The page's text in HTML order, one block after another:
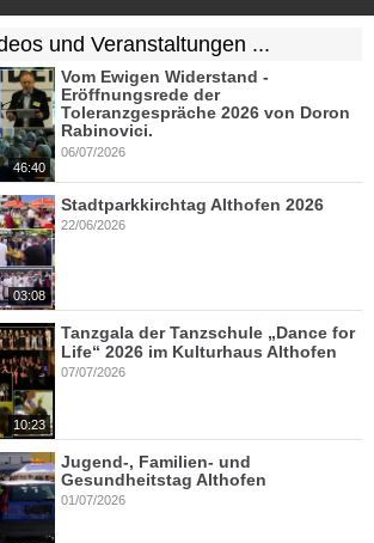
und Veranstaltungen ...
46:40
Vom Ewigen Widerstand -
Eröffnungsrede der
Toleranzgespräche 2026 von Doron
Rabinovici.
06/07/2026
03:08
Stadtparkkirchtag Althofen 2026
22/06/2026
10:23
Tanzgala der Tanzschule „Dance for
Life“ 2026 im Kulturhaus Althofen
07/07/2026
Jugend-, Familien- und
Gesundheitstag Althofen
01/07/2026